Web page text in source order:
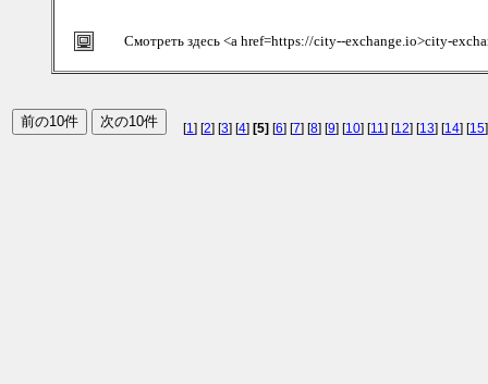
Смотреть здесь <a href=https://city--exchange.io>city-
[1] [2] [3] [4] [5] [6] [7] [8] [9] [10] [11] [12] [13] [14] [15